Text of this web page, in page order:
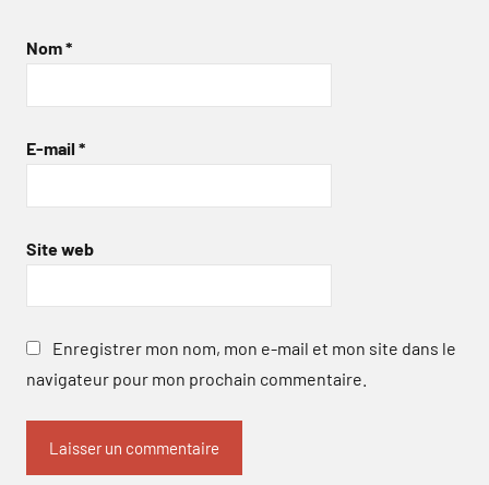
Nom*
E-mail *
Site web
Enregistrer mon nom, mon e-mail et mon site dans le
navigateur pour mon prochain commentaire.